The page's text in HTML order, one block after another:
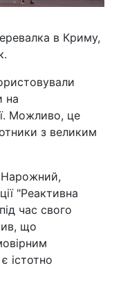
в Криму,
на
Можливо, це
з великим
"Реактивна
час свого
що
істотно